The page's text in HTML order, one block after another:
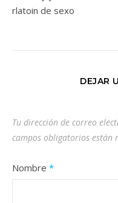
rlatoin de sexo
DEJAR
Tu dirección de correo
campos obligatorios están
Nombre *